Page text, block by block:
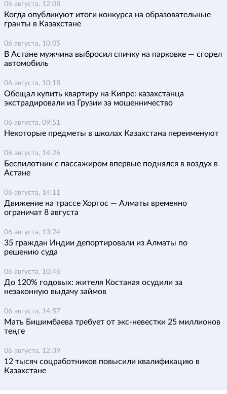
06 августа, 12:08
Когда опубликуют итоги конкурса на образовательные
гранты в Казахстане
06 августа, 10:05
В Астане мужчина выбросил спичку на парковке — сгорел
автомобиль
06 августа, 10:18
Обещал купить квартиру на Кипре: казахстанца
экстрадировали из Грузии за мошенничество
06 августа, 09:51
Некоторые предметы в школах Казахстана переименуют
06 августа, 14:26
Беспилотник с пассажиром впервые поднялся в воздух в
Астане
06 августа, 14:11
Движение на трассе Хоргос — Алматы временно
ограничат 8 августа
06 августа, 13:24
35 граждан Индии депортировали из Алматы по
решению суда
06 августа, 10:46
До 120% годовых: жителя Костаная осудили за
незаконную выдачу займов
06 августа, 14:57
Мать Бишимбаева требует от экс-невестки 25 миллионов
теңге
06 августа, 12:39
12 тысяч соцработников повысили квалификацию в
Казахстане